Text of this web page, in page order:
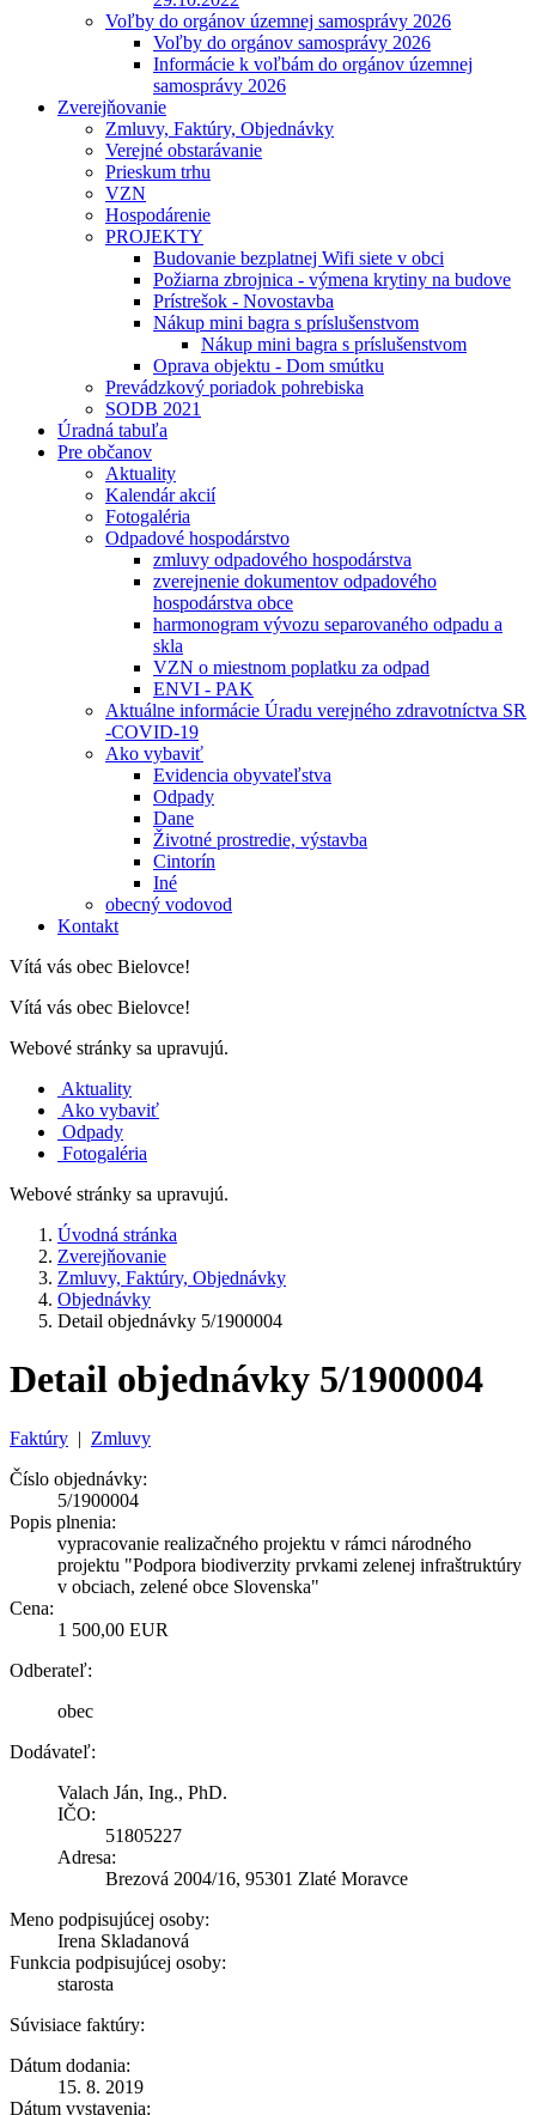
Voľby do orgánov územnej samosprávy 2026
Voľby do orgánov samosprávy 2026
Informácie k voľbám do orgánov územnej
samosprávy 2026
Zverejňovanie
Zmluvy, Faktúry, Objednávky
Verejné obstarávanie
Prieskum trhu
VZN
Hospodárenie
PROJEKTY
Budovanie bezplatnej Wifi siete v obci
Požiarna zbrojnica - výmena krytiny na budove
Prístrešok - Novostavba
Nákup mini bagra s príslušenstvom
Nákup mini bagra s príslušenstvom
Oprava objektu - Dom smútku
Prevádzkový poriadok pohrebiska
SODB 2021
Úradná tabuľa
Pre občanov
Aktuality
Kalendár akcií
Fotogaléria
Odpadové hospodárstvo
zmluvy odpadového hospodárstva
zverejnenie dokumentov odpadového
hospodárstva obce
harmonogram vývozu separovaného odpadu a
skla
VZN o miestnom poplatku za odpad
ENVI - PAK
Aktuálne informácie Úradu verejného zdravotníctva SR
-COVID-19
Ako vybaviť
Evidencia obyvateľstva
Odpady
Dane
Životné prostredie, výstavba
Cintorín
Iné
obecný vodovod
Kontakt
Vítá vás obec Bielovce!
Vítá vás obec Bielovce!
Webové stránky sa upravujú.
Aktuality
Ako vybaviť
Odpady
Fotogaléria
Webové stránky sa upravujú.
Úvodná stránka
Zverejňovanie
Zmluvy, Faktúry, Objednávky
Objednávky
Detail objednávky 5/1900004
Detail objednávky 5/1900004
Faktúry | Zmluvy
Číslo objednávky:
5/1900004
Popis plnenia:
vypracovanie realizačného projektu v rámci národného
projektu "Podpora biodiverzity prvkami zelenej infraštruktúry
v obciach, zelené obce Slovenska"
Cena:
1 500,00 EUR
Odberateľ:
obec
Dodávateľ:
Valach Ján, Ing., PhD.
IČO:
51805227
Adresa:
Brezová 2004/16, 95301 Zlaté Moravce
Meno podpisujúcej osoby:
Irena Skladanová
Funkcia podpisujúcej osoby:
starosta
Súvisiace faktúry:
Dátum dodania:
15. 8. 2019
Dátum vystavenia: